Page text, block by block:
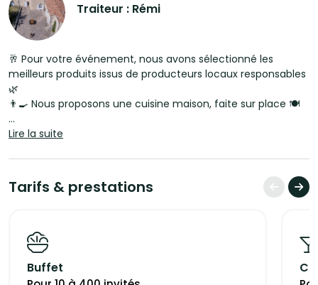
Traiteur : Rémi
🥂 Pour votre événement, nous avons sélectionné les
meilleurs produits issus de producteurs locaux responsables
🌿
👨‍🍳 Nous proposons une cuisine maison, faite sur place 🍽️
✨ Pour votre événement, nous proposons :
🍢 3 gammes de cocktails dînatoires
🍽️ 3 gammes de repas assis
s’adapter au mieux à vos envies 🎯
Devis personnalisé sur demande.
Les prestations Incluses :
Lire la suite
Tarifs & prestations
Buffet